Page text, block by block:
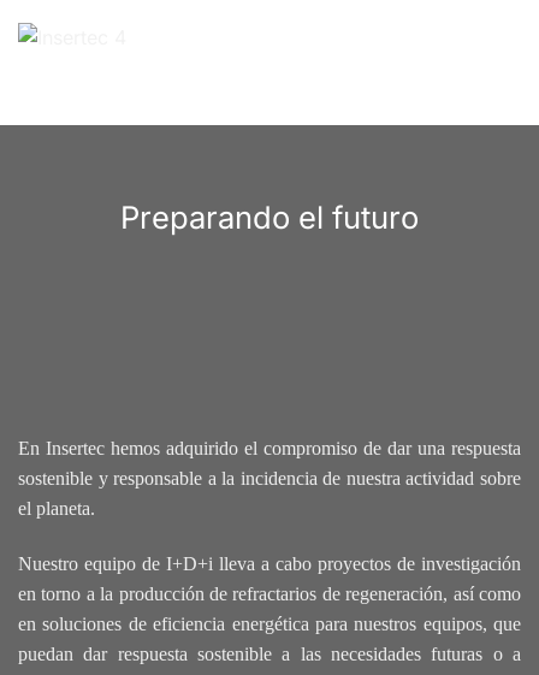
Preparando el futuro
En Insertec hemos adquirido el compromiso de dar una respuesta
sostenible y responsable a la incidencia de nuestra actividad sobre
el planeta.
Nuestro equipo de I+D+i lleva a cabo proyectos de investigación
en torno a la producción de refractarios de regeneración, así como
en soluciones de eficiencia energética para nuestros equipos, que
puedan dar respuesta sostenible a las necesidades futuras o a